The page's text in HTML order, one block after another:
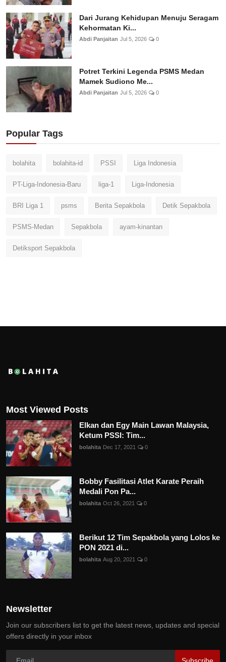
Dari Jurang Kehidupan Menuju Seragam
Kehormatan Ki...
Abdi Panjaitan Jul 5, 2026 0
Potret Terkini Legenda PSMS Medan
Mamek Sudiono Me...
Abdi Panjaitan Jul 5, 2026 0
Popular Tags
bolahita bolahita-id PSSI Liga Indonesia
PT-Liga-Indonesia-Baru liga-1 Liga-Indonesia
BRI Liga 1 psms Berita Sepakbola Detik Sepakbola
PSMS-Medan Sepakbola ayam-kinantan
Detiksport Sepakbola
Most Viewed Posts
Elkan dan Egy Main Lawan Malaysia,
Ketum PSSI: Tim...
bolahita Dec 17, 2021 0
Bobby Fasilitasi Atlet Karate Peraih
Medali Pon Pa...
bolahita Oct 26, 2021 0
Berikut 12 Tim Sepakbola yang Lolos ke
PON 2021 di...
bolahita Aug 20, 2021 0
Newsletter
Join our subscribers list to get the latest news, updates and special
offers directly in your inbox
Subscribe